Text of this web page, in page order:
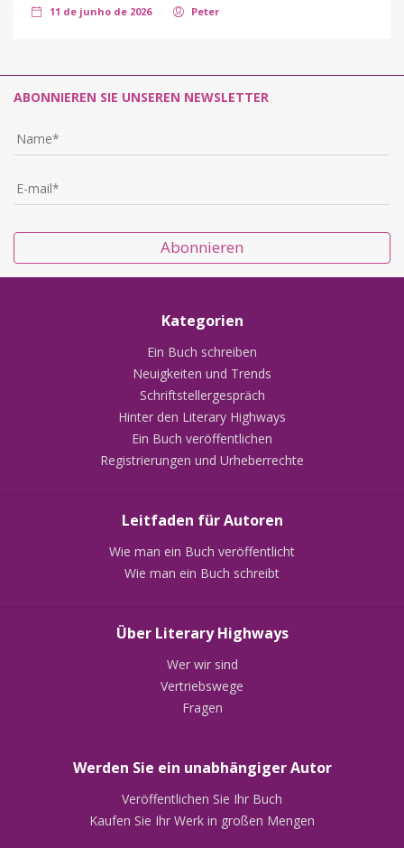
11 de junho de 2026 Peter
ABONNIEREN SIE UNSEREN NEWSLETTER
Abonnieren
Kategorien
Ein Buch schreiben
Neuigkeiten und Trends
Schriftstellergespräch
Hinter den Literary Highways
Ein Buch veröffentlichen
Registrierungen und Urheberrechte
Leitfaden für Autoren
Wie man ein Buch veröffentlicht
Wie man ein Buch schreibt
Über Literary Highways
Wer wir sind
Vertriebswege
Fragen
Werden Sie ein unabhängiger Autor
Veröffentlichen Sie Ihr Buch
Kaufen Sie Ihr Werk in großen Mengen